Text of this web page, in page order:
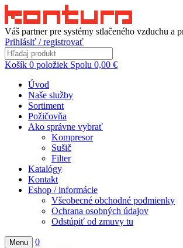
Váš partner pre systémy stlačeného vzduchu a
Prihlásiť / registrovať
Košík 0 položiek Spolu 0,00 €
Úvod
Naše služby
Sortiment
Požičovňa
Ako správne vybrať
Kompresor
Sušič
Filter
Katalógy
Kontakt
Eshop / informácie
Všeobecné obchodné podmienky
Ochrana osobných údajov
Odstúpiť od zmuvy tu
Menu
0